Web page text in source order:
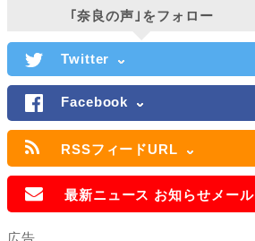
｢奈良の声｣をフォロー
Twitter
Facebook
RSSフィードURL
最新ニュース お知らせメール